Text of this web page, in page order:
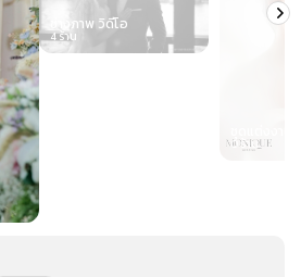
ช่างภาพ วิดีโอ
4ร้าน
0 ร้าน